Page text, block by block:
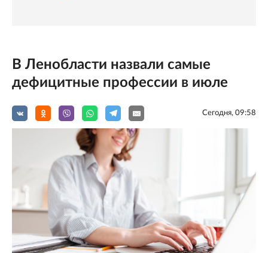
В Ленобласти назвали самые
дефицитные профессии в июле
Сегодня, 09:58